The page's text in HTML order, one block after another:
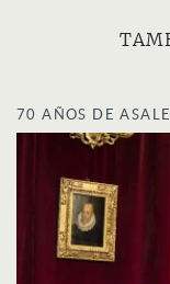
70 AÑOS DE ASALE